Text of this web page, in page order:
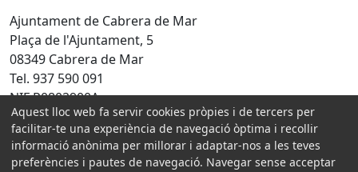
Ajuntament de Cabrera de Mar
Plaça de l'Ajuntament, 5
08349 Cabrera de Mar
Tel. 937 590 091
NIF P0802900A
Amb la col·laboració de:
Aquest lloc web fa servir cookies pròpies i de tercers per
facilitar-te una experiència de navegació òptima i recollir
informació anònima per millorar i adaptar-nos a les teves
preferències i pautes de navegació. Navegar sense acceptar